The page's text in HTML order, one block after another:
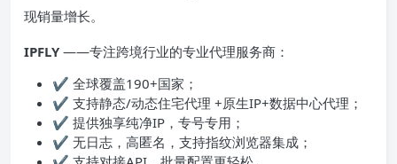
现销量增长。
IPFLY ——专注跨境行业的专业代理服务商：
✔ 全球覆盖190+国家；
✔ 支持静态/动态住宅代理 +原生IP+数据中心代理；
✔ 提供独享纯净IP，专号专用；
✔ 无日志，高匿名，支持指纹浏览器集成；